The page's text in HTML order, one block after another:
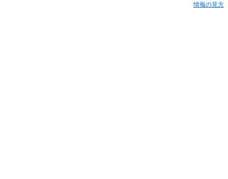
情報の見方